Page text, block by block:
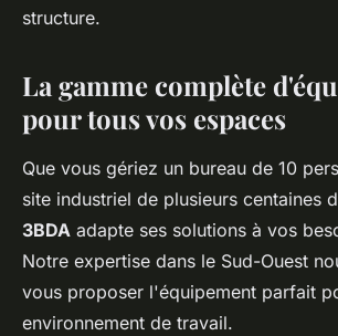
structure.
La gamme complète
pour tous vos espaces
Que vous gériez un bureau de 10
site industriel de plusieurs centaines
3BDA adapte ses solutions à vos
Notre expertise dans le Sud-Ouest
vous proposer l'équipement parfait
environnement de travail.